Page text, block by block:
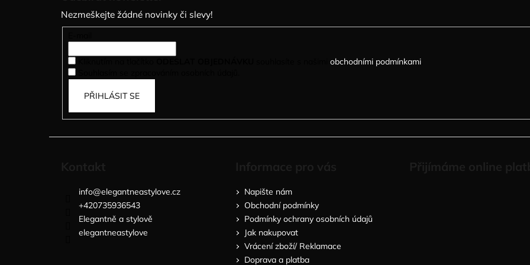
Nezmeškejte žádné novinky či slevy!
obchodními podmínkami.
PŘIHLÁSIT SE
info@elegantneastylove.cz
+420735936543
Elegantně a stylově
elegantneastylove
Napište nám
Obchodní podmínky
Podmínky ochrany osobních údajů
Jak nakupovat
Vrácení zboží/ Reklamace
Doprava a platba